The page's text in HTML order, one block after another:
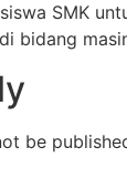
SMK
bidang
be